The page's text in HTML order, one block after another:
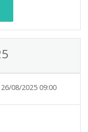
26/08/2025 09:00